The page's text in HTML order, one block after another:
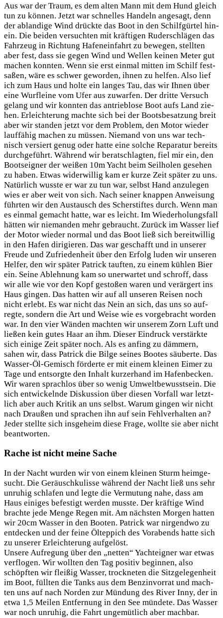
Aus war der Traum, es dem alten Mann mit dem Hund gleich
tun zu kön­nen. Jetzt war schnel­les Han­deln ange­sagt, denn
der ablan­di­ge Wind drück­te das Boot in den Schilf­gür­tel hin­
ein. Die bei­den ver­such­ten mit kräf­ti­gen Ruder­schlä­gen das
Fahr­zeug in Rich­tung Hafen­ein­fahrt zu bewe­gen, stell­ten
aber fest, dass sie gegen Wind und Wel­len kei­nen Meter gut
machen konn­ten. Wenn sie erst ein­mal mit­ten im Schilf fest­
sa­ßen, wäre es schwer gewor­den, ihnen zu hel­fen. Also lief
ich zum Haus und hol­te ein lan­ges Tau, das wir Ihnen über
eine Wurf­lei­ne vom Ufer aus zuwar­fen. Der drit­te Ver­such
gelang und wir konn­ten das antrie­b­lo­se Boot aufs Land zie­
hen. Erleich­te­rung mach­te sich bei der Boots­be­sat­zung breit
aber wir stan­den jetzt vor dem Pro­blem, den Motor wie­der
lauf­fä­hig machen zu müs­sen. Nie­mand von uns war tech­
nisch ver­siert genug oder hat­te eine sol­che Repa­ra­tur bereits
durch­ge­führt. Wäh­rend wir berat­schlag­ten, fiel mir ein, den
Boots­eig­ner der wei­ßen 10m Yacht beim Seil­ho­len gese­hen
zu haben. Etwas wider­wil­lig kam er kur­ze Zeit spä­ter zu uns.
Natür­lich wuss­te er war zu tun war, selbst Hand anzu­le­gen
wies er aber weit von sich. Nach sei­ner knap­pen Anwei­sung
führ­ten wir den Aus­tausch des Scher­stif­tes durch. Wenn man
es ein­mal gemacht hat­te, war es leicht. Im Wie­der­ho­lungs­fall
hät­ten wir nie­man­den mehr gebraucht. Zurück im Was­ser lief
der Motor wie­der nor­mal und das Boot ließ sich bereit­wil­lig
in den Hafen diri­gie­ren. Das war geschafft und in unse­rer
Freu­de und Zufrie­den­heit über den Erfolg luden wir unse­ren
Hel­fer, den wir spä­ter Patrick tauf­ten, zu einem küh­len Bier
ein. Sei­ne Ableh­nung kam so uner­war­tet und schroff, dass
wir alle wie vor den Kopf gesto­ßen waren und ver­är­gert ins
Haus gin­gen. Das hat­ten wir auf all unse­ren Rei­sen noch
nicht erlebt. Es war nicht das Nein an sich, das uns so auf­
reg­te, son­dern die Art und Wei­se wie es vor­ge­bracht wor­den
war. In den vier Wän­den mach­ten wir unse­rem Zorn Luft und
lie­ßen kein gutes Haar an ihm. Die­ser Ein­druck ver­stärk­te
sich eini­ge Zeit spä­ter noch. Als es anfing zu däm­mern,
sahen wir, dass Patrick die Bil­ge sei­nes Boo­tes säu­ber­te. Das
Was­ser-Öl-Gemisch för­der­te er mit einem klei­nen Eimer zu
Tage und ent­sorg­te den Inhalt kur­zer­hand im Hafen­be­cken.
Wir waren sprach­los über so wenig Umwelt­be­wusst­sein. Die
sich ent­wi­ckeln­de Dis­kus­si­on über die­sen Vor­fall war letzt­
lich aber auch Kri­tik an uns selbst. War­um gin­gen wir nicht
nach Drau­ßen und spra­chen ihn auf sein Fehl­ver­hal­ten an?
Jeder stell­te sich ins­ge­heim die­se Fra­ge, woll­te sie aber nicht
beantworten.
Rache ist nicht meine Sache
In der Nacht wur­den wir von einem klei­nen Sturm heim­ge­
sucht. Die Geräusch­ku­lis­se wäh­rend der Nacht ließ uns sehr
unru­hig schla­fen und leg­te die Ver­mu­tung nahe, dass am
Haus eini­ges befes­tigt wer­den muss­te. Der kräf­ti­ge Wind
brach­te jede Men­ge Regen mit. Am nächs­ten Mor­gen hat­ten
wir 20cm Was­ser in den Boo­ten. Patrick war nir­gend­wo zu
ent­de­cken und der fei­ne Öltep­pich des Vor­abends hat­te sich
zu unse­rer Erleich­te­rung aufgelöst.
Unse­re Auf­re­gung über den „net­ten“ Yacht­eig­ner war etwas
ver­flo­gen. Wir woll­ten den Tag posi­tiv begin­nen, also
schöpf­ten wir flei­ßig Was­ser, trock­ne­ten die Sitz­ge­le­gen­heit
im Boot, füll­ten die Tanks aus dem Ben­zin­vor­rat und mach­
ten uns auf nach Nor­den zur Mün­dung des River Inny, der in
etwa 1,5 Mei­len Ent­fer­nung in den See mün­de­te. Das Was­ser
war noch unru­hig, die Fahrt unge­müt­lich aber machbar.